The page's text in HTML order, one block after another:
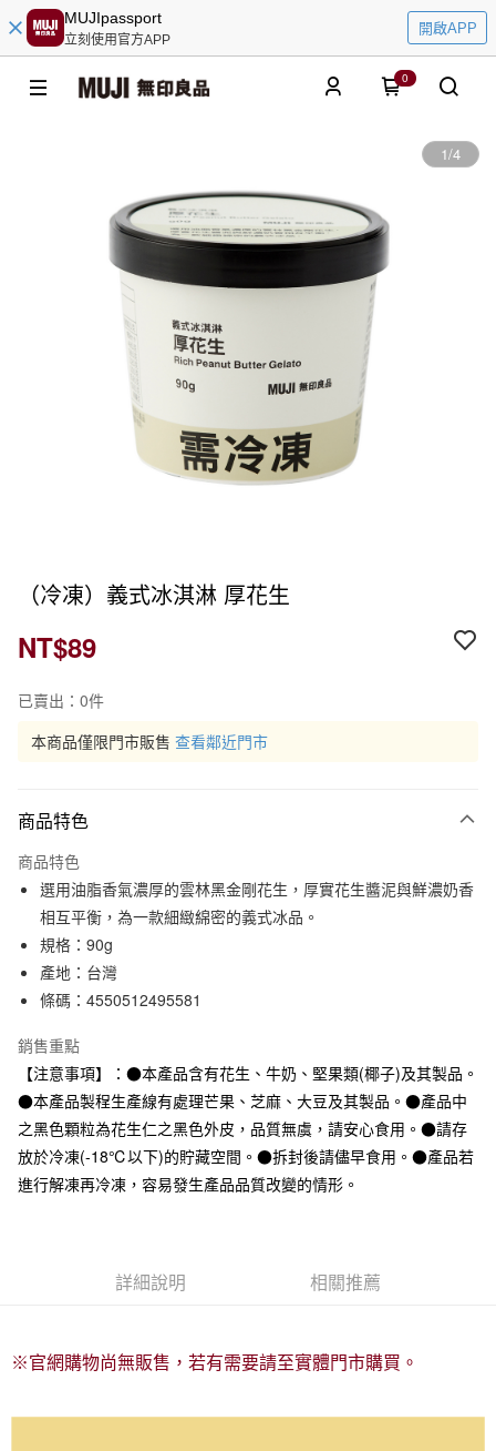
MUJIpassport
立刻使用官方APP
開啟APP
0
1/4
（冷凍）義式冰淇淋 厚花生
NT$89
已賣出：0件
本商品僅限門市販售 查看鄰近門市
商品特色
商品特色
選用油脂香氣濃厚的雲林黑金剛花生，厚實花生醬泥與鮮濃奶香
相互平衡，為一款細緻綿密的義式冰品。
規格：90g
產地：台灣
條碼：4550512495581
銷售重點
【注意事項】：●本產品含有花生、牛奶、堅果類(椰子)及其製品。
●本產品製程生產線有處理芒果、芝麻、大豆及其製品。●產品中
之黑色顆粒為花生仁之黑色外皮，品質無虞，請安心食用。●請存
放於冷凍(-18℃以下)的貯藏空間。●拆封後請儘早食用。●產品若
進行解凍再冷凍，容易發生產品品質改變的情形。
詳細說明 相關推薦
※官網購物尚無販售，若有需要請至實體門市購買。